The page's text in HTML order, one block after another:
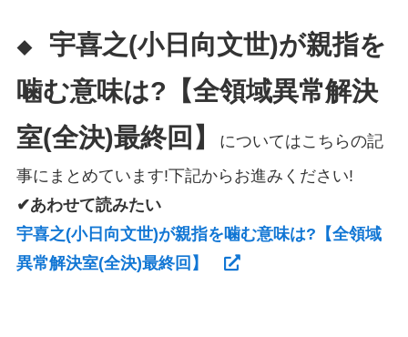
◆ 宇喜之(小日向文世)が親指を
噛む意味は?【全領域異常解決
室(全決)最終回】
についてはこちらの記
事にまとめています!下記からお進みください!
✔あわせて読みたい
宇喜之(小日向文世)が親指を噛む意味は?【全領域
異常解決室(全決)最終回】